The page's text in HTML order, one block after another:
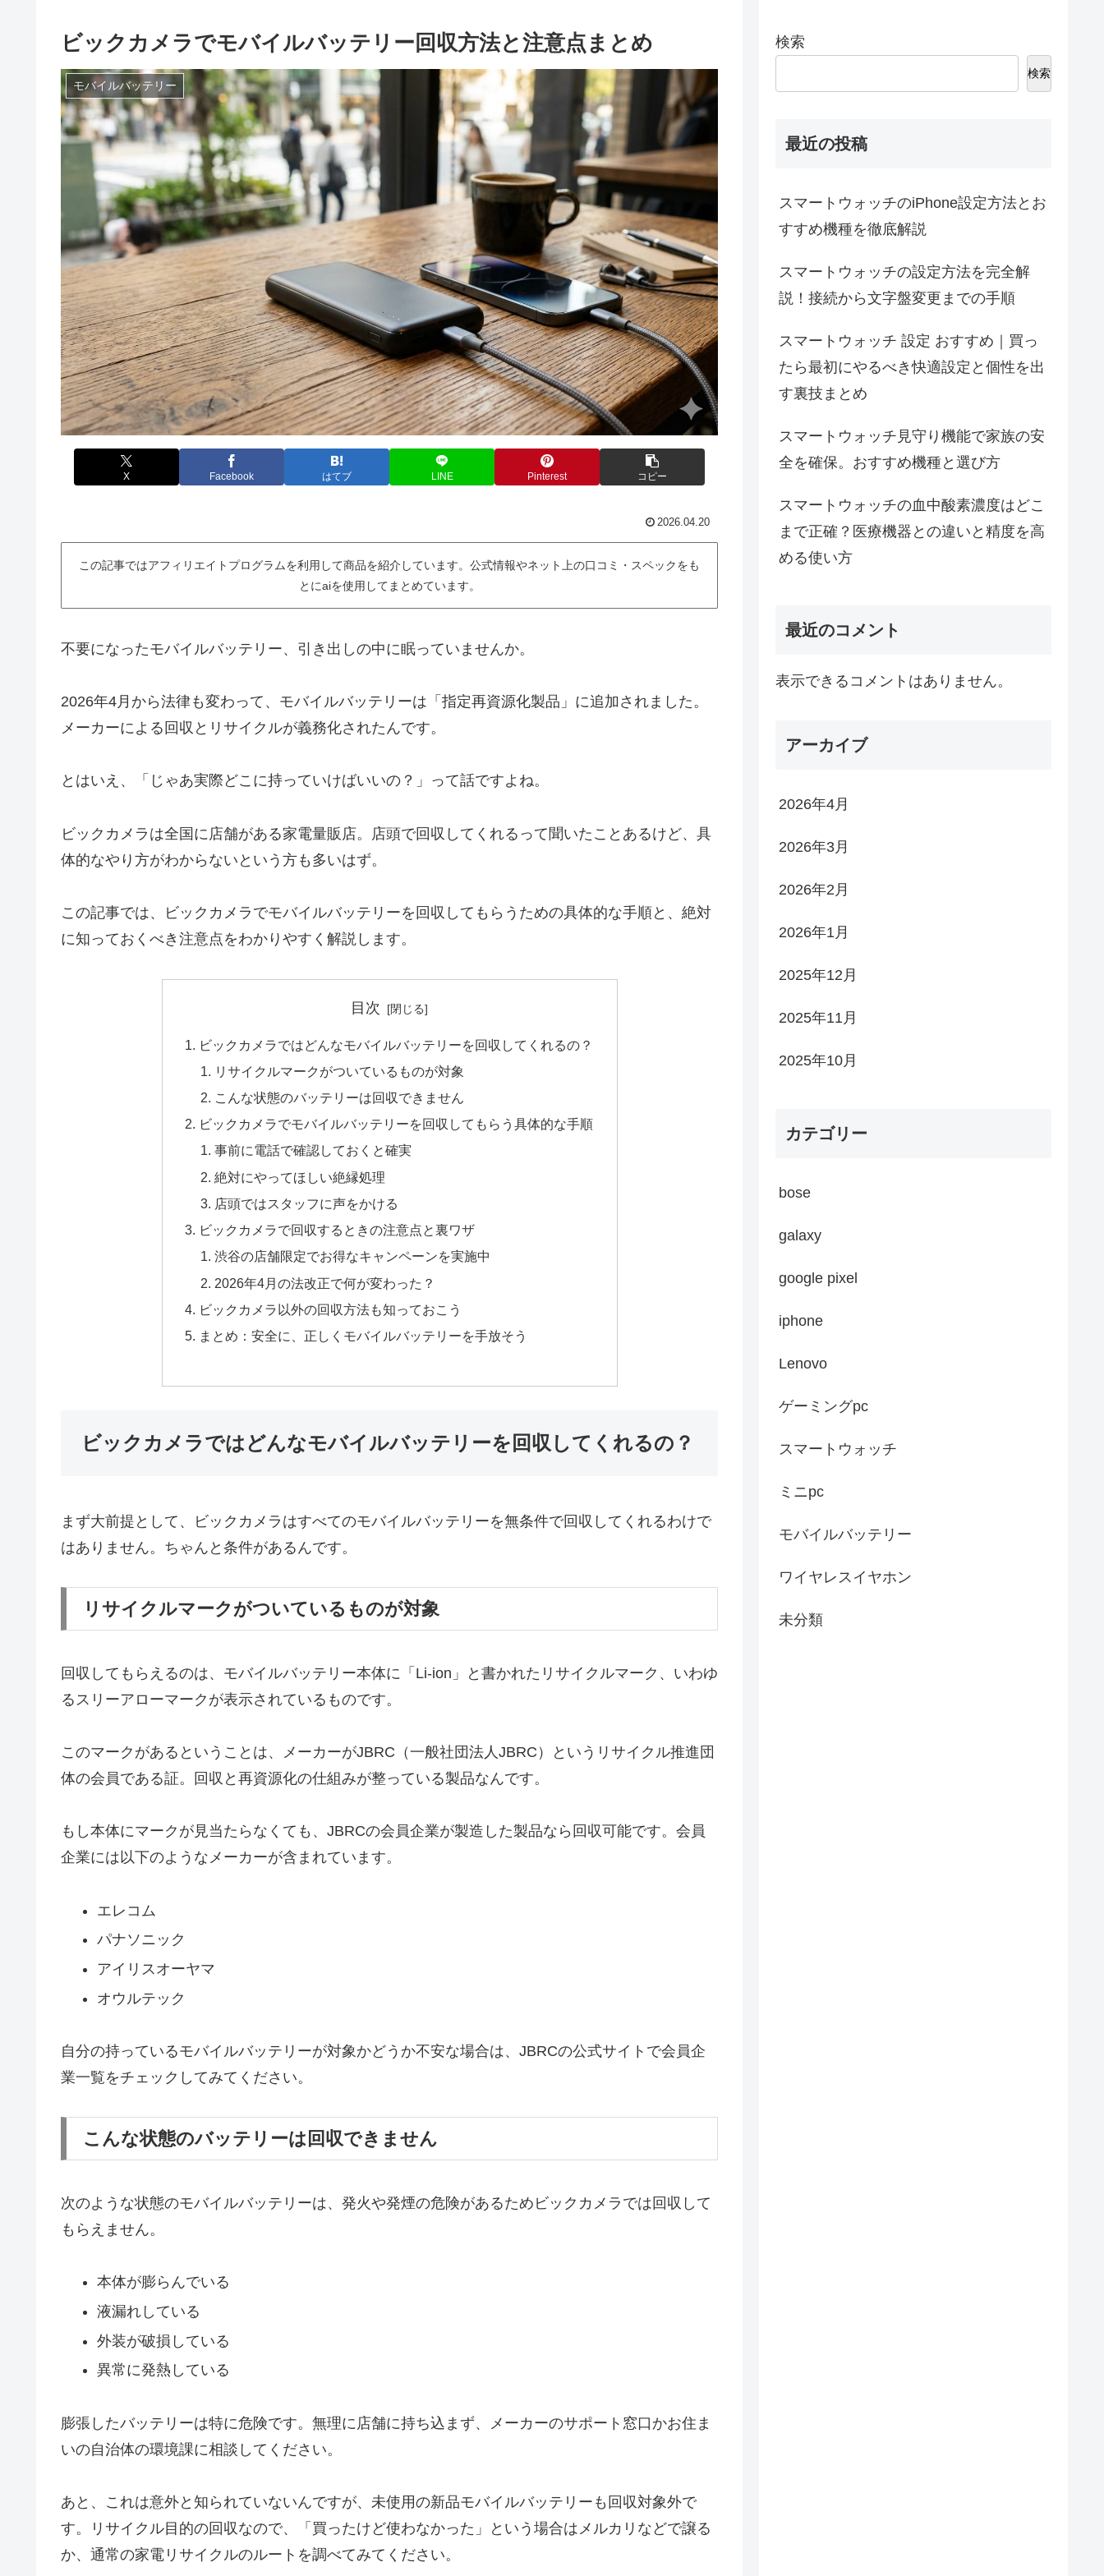
ビックカメラでモバイルバッテリー回収方法と注意点まとめ
モバイルバッテリー
X Facebook はてブ LINE Pinterest コピー
2026.04.20
この記事ではアフィリエイトプログラムを利用して商品を紹介しています。公式情報やネット上の口コミ・スペックをも
とにaiを使用してまとめています。
不要になったモバイルバッテリー、引き出しの中に眠っていませんか。
2026年4月から法律も変わって、モバイルバッテリーは「指定再資源化製品」に追加されました。
メーカーによる回収とリサイクルが義務化されたんです。
とはいえ、「じゃあ実際どこに持っていけばいいの？」って話ですよね。
ビックカメラは全国に店舗がある家電量販店。店頭で回収してくれるって聞いたことあるけど、具
体的なやり方がわからないという方も多いはず。
この記事では、ビックカメラでモバイルバッテリーを回収してもらうための具体的な手順と、絶対
に知っておくべき注意点をわかりやすく解説します。
目次
ビックカメラではどんなモバイルバッテリーを回収してくれるの？
リサイクルマークがついているものが対象
こんな状態のバッテリーは回収できません
ビックカメラでモバイルバッテリーを回収してもらう具体的な手順
事前に電話で確認しておくと確実
絶対にやってほしい絶縁処理
店頭ではスタッフに声をかける
ビックカメラで回収するときの注意点と裏ワザ
渋谷の店舗限定でお得なキャンペーンを実施中
2026年4月の法改正で何が変わった？
ビックカメラ以外の回収方法も知っておこう
まとめ：安全に、正しくモバイルバッテリーを手放そう
ビックカメラではどんなモバイルバッテリーを回収してくれるの？
まず大前提として、ビックカメラはすべてのモバイルバッテリーを無条件で回収してくれるわけで
はありません。ちゃんと条件があるんです。
リサイクルマークがついているものが対象
回収してもらえるのは、モバイルバッテリー本体に「Li-ion」と書かれたリサイクルマーク、いわゆ
るスリーアローマークが表示されているものです。
このマークがあるということは、メーカーがJBRC（一般社団法人JBRC）というリサイクル推進団
体の会員である証。回収と再資源化の仕組みが整っている製品なんです。
もし本体にマークが見当たらなくても、JBRCの会員企業が製造した製品なら回収可能です。会員
企業には以下のようなメーカーが含まれています。
エレコム
パナソニック
アイリスオーヤマ
オウルテック
自分の持っているモバイルバッテリーが対象かどうか不安な場合は、JBRCの公式サイトで会員企
業一覧をチェックしてみてください。
こんな状態のバッテリーは回収できません
次のような状態のモバイルバッテリーは、発火や発煙の危険があるためビックカメラでは回収して
もらえません。
本体が膨らんでいる
液漏れしている
外装が破損している
異常に発熱している
膨張したバッテリーは特に危険です。無理に店舗に持ち込まず、メーカーのサポート窓口かお住ま
いの自治体の環境課に相談してください。
あと、これは意外と知られていないんですが、未使用の新品モバイルバッテリーも回収対象外で
す。リサイクル目的の回収なので、「買ったけど使わなかった」という場合はメルカリなどで譲る
か、通常の家電リサイクルのルートを調べてみてください。
検索
検索
最近の投稿
スマートウォッチのiPhone設定方法とお
すすめ機種を徹底解説
スマートウォッチの設定方法を完全解
説！接続から文字盤変更までの手順
スマートウォッチ 設定 おすすめ｜買っ
たら最初にやるべき快適設定と個性を出
す裏技まとめ
スマートウォッチ見守り機能で家族の安
全を確保。おすすめ機種と選び方
スマートウォッチの血中酸素濃度はどこ
まで正確？医療機器との違いと精度を高
める使い方
最近のコメント
表示できるコメントはありません。
アーカイブ
2026年4月
2026年3月
2026年2月
2026年1月
2025年12月
2025年11月
2025年10月
カテゴリー
bose
galaxy
google pixel
iphone
Lenovo
ゲーミングpc
スマートウォッチ
ミニpc
モバイルバッテリー
ワイヤレスイヤホン
未分類